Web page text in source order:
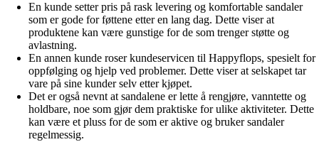
En kunde setter pris på rask levering og komfortable sandaler
som er gode for føttene etter en lang dag. Dette viser at
produktene kan være gunstige for de som trenger støtte og
avlastning.
En annen kunde roser kundeservicen til Happyflops, spesielt for
oppfølging og hjelp ved problemer. Dette viser at selskapet tar
vare på sine kunder selv etter kjøpet.
Det er også nevnt at sandalene er lette å rengjøre, vanntette og
holdbare, noe som gjør dem praktiske for ulike aktiviteter. Dette
kan være et pluss for de som er aktive og bruker sandaler
regelmessig.